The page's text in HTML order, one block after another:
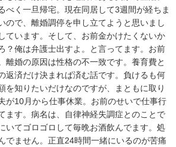
べく一旦帰宅。現在同居して3週間が経ちま
ので、離婚調停を申し立てようと思いまし
ています。そして、お前金かけたくないか
？俺は弁護士出すよ。と言ってます。お前
離婚の原因は性格の不一致です。養育費と
返済だけ決まれば済む話です。負けるも何
を知りたいだけなのですが、まともに取り
が10月から仕事休業。お前のせいで仕事行
ます。病名は、自律神経失調症とのことで
いてゴロゴロして毎晩お酒飲んでます。処
でません。正直24時間一緒にいるのが苦痛